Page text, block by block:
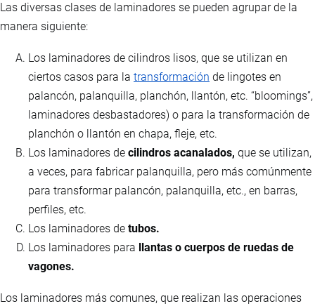
Las diversas clases de laminadores se pueden agrupar de la
manera siguiente:
Los laminadores de cilindros lisos, que se utilizan en
ciertos casos para la transformación de lingotes en
palancón, palanquilla, planchón, llantón, etc. “bloomings”,
laminadores desbastadores) o para la transformación de
planchón o llantón en chapa, fleje, etc.
Los laminadores de cilindros acanalados, que se utilizan,
a veces, para fabricar palanquilla, pero más comúnmente
para transformar palancón, palanquilla, etc., en barras,
perfiles, etc.
Los laminadores de tubos.
Los laminadores para
llantas o cuerpos de ruedas de
vagones.
Los laminadores más comunes, que realizan las operaciones